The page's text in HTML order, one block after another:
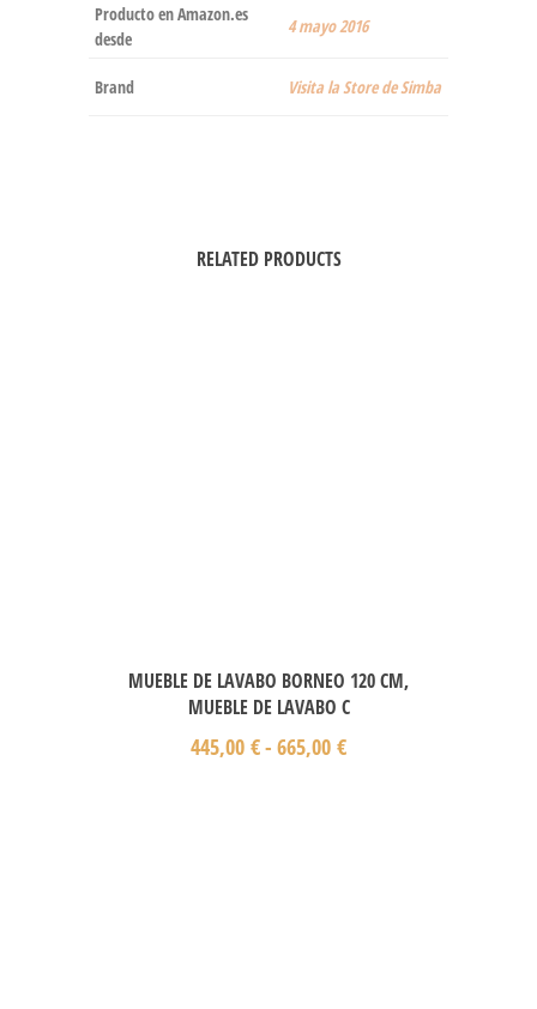
Producto en Amazon.es
desde
4 mayo 2016
Brand Visita la Store de Simba
RELATED PRODUCTS
MUEBLE DE LAVABO BORNEO 120 CM,
MUEBLE DE LAVABO C
445,00 €- 665,00 €